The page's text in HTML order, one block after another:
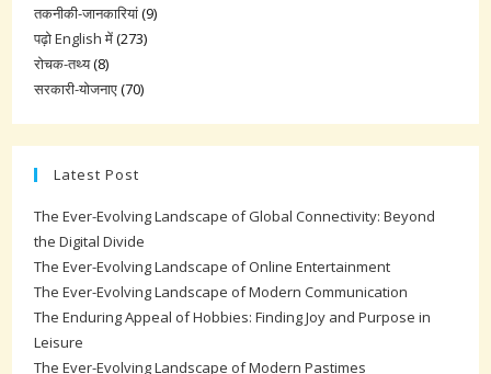
तकनीकी-जानकारियां(9)
पढ़ो English में(273)
रोचक-तथ्य(8)
सरकारी-योजनाए(70)
Latest Post
The Ever-Evolving Landscape of Global Connectivity: Beyond
the Digital Divide
The Ever-Evolving Landscape of Online Entertainment
The Ever-Evolving Landscape of Modern Communication
The Enduring Appeal of Hobbies: Finding Joy and Purpose in
Leisure
The Ever-Evolving Landscape of Modern Pastimes